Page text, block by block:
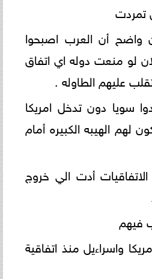
تمردت
واضح أن العرب اصبحوا
لو منعت دوله اي اتفاق
عليهم الطاوله .
سويا دون تدخل امريكا
لهم الهيبه الكبيره أمام
أدت الي خروج
فيهم
واسراءيل منذ اتفاقية